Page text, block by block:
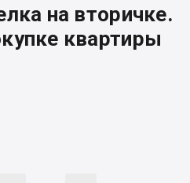
на вторичке.
квартиры